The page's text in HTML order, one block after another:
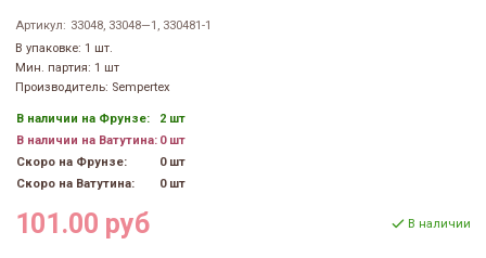
Артикул: 33048, 33048—1, 330481-1
В упаковке: 1 шт.
Мин. партия: 1 шт
Производитель: Sempertex
В наличии на Фрунзе:
2 шт
В наличии на Ватутина: 0 шт
Скоро на Фрунзе:
0 шт
Скоро на Ватутина:
0 шт
101.00 руб В наличии